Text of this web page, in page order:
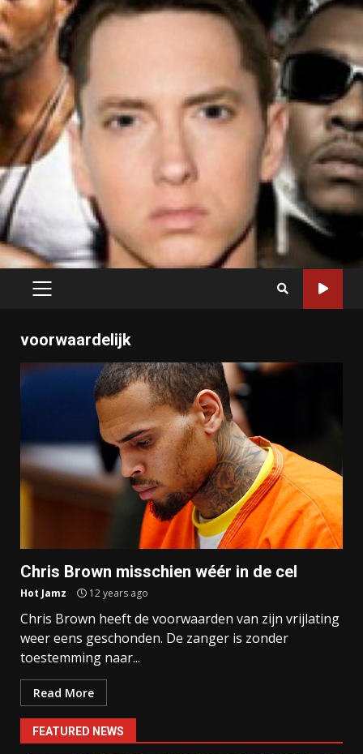
PRIMARY
voorwaardelijk
Chris Brown misschien wéér in de cel
Hot Jamz 12 years ago
Chris Brown heeft de voorwaarden van zijn vrijlating
weer eens geschonden. De zanger is zonder
toestemming naar...
Read More
FEATURED NEWS